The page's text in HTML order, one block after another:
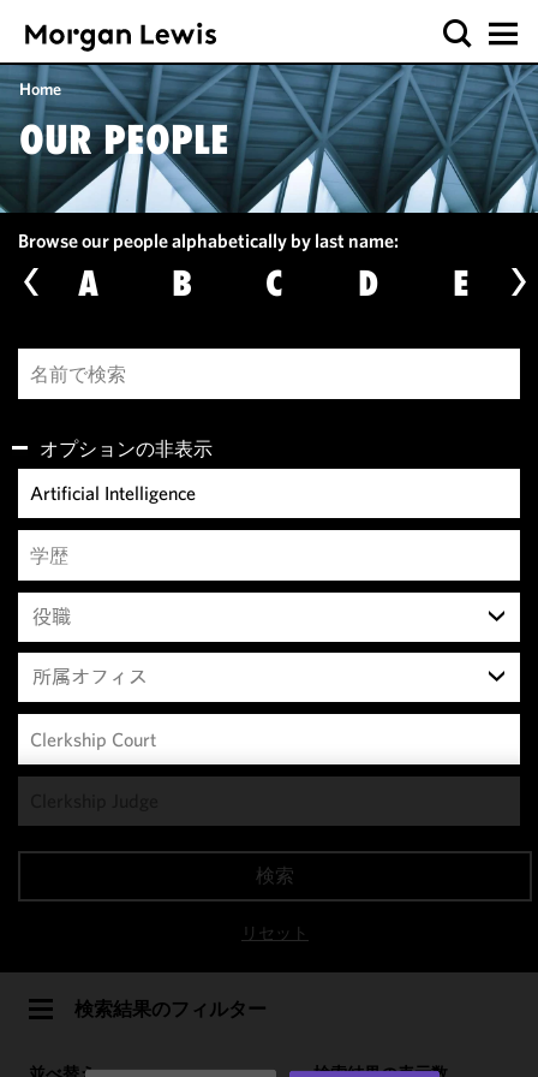
Home
OUR PEOPLE
Browse our people alphabetically by last name:
A B C D E
オプションの非表示
リセット
検索
役職
所属オフィス
検索結果のフィルター
cookies to
functionality
of this site
in